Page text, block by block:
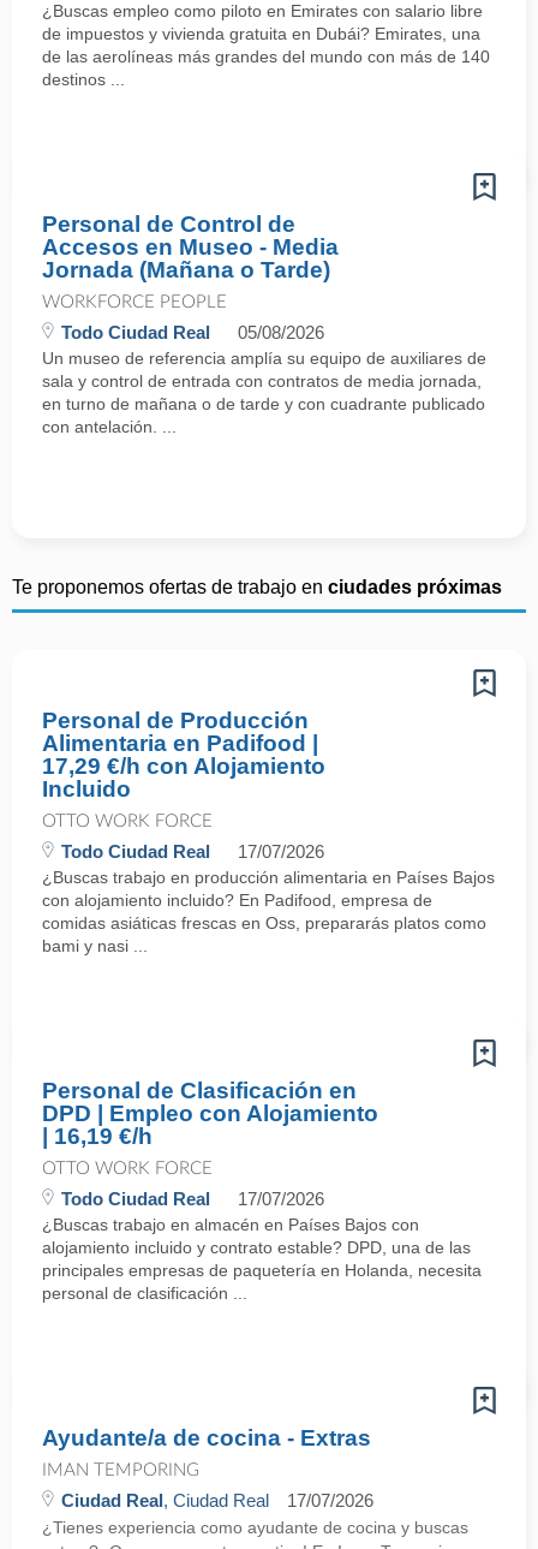
¿Buscas empleo como piloto en Emirates con salario libre
de impuestos y vivienda gratuita en Dubái? Emirates, una
de las aerolíneas más grandes del mundo con más de 140
destinos ...
Personal de Control de
Accesos en Museo - Media
Jornada (Mañana o Tarde)
WORKFORCE PEOPLE
Todo Ciudad Real 05/08/2026
Un museo de referencia amplía su equipo de auxiliares de
sala y control de entrada con contratos de media jornada,
en turno de mañana o de tarde y con cuadrante publicado
con antelación. ...
Te proponemos ofertas de trabajo en ciudades próximas
Personal de Producción
Alimentaria en Padifood |
17,29 €/h con Alojamiento
Incluido
OTTO WORK FORCE
Todo Ciudad Real 17/07/2026
¿Buscas trabajo en producción alimentaria en Países Bajos
con alojamiento incluido? En Padifood, empresa de
comidas asiáticas frescas en Oss, prepararás platos como
bami y nasi ...
Personal de Clasificación en
DPD | Empleo con Alojamiento
| 16,19 €/h
OTTO WORK FORCE
Todo Ciudad Real 17/07/2026
¿Buscas trabajo en almacén en Países Bajos con
alojamiento incluido y contrato estable? DPD, una de las
principales empresas de paquetería en Holanda, necesita
personal de clasificación ...
Ayudante/a de cocina - Extras
IMAN TEMPORING
Ciudad Real, Ciudad Real 17/07/2026
¿Tienes experiencia como ayudante de cocina y buscas